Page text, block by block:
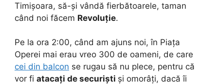
Timișoara, să-și vândă fierbătoarele, taman
când noi făcem Revoluție.
Pe la ora 2:00, când am ajuns noi, în Piața
Operei mai erau vreo 300 de oameni, de care
cei din balcon se rugau să nu plece, pentru că
vor fi atacați de securiști și omorâți, dacă îi